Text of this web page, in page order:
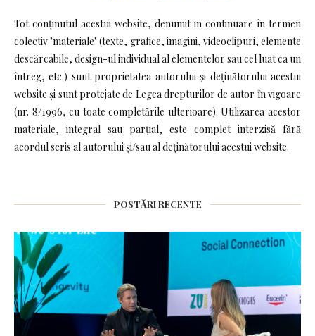
Tot conținutul acestui website, denumit in continuare în termen
colectiv "materiale" (texte, grafice, imagini, videoclipuri, elemente
descărcabile, design-ul individual al elementelor sau cel luat ca un
întreg, etc.) sunt proprietatea autorului și deținătorului acestui
website și sunt protejate de Legea drepturilor de autor în vigoare
(nr. 8/1996, cu toate completările ulterioare). Utilizarea acestor
materiale, integral sau parțial, este complet interzisă fără
acordul scris al autorului și/sau al deținătorului acestui website.
POSTĂRI RECENTE